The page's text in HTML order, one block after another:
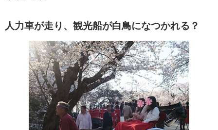
人力車が走り、観光船が白鳥になつかれる？